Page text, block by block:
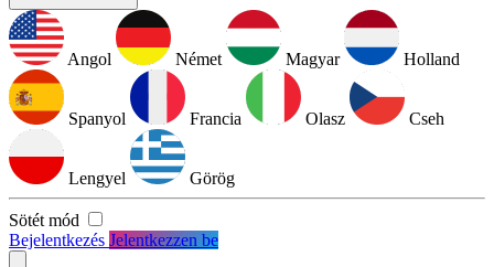
Angol Német Magyar Holland
Spanyol Francia Olasz Cseh
Lengyel Görög
Sötét mód
Bejelentkezés Jelentkezzen be